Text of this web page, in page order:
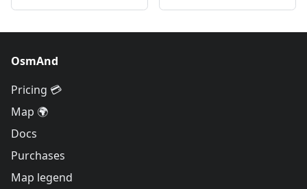
OsmAnd
Pricing 💳
Map 🌍
Docs
Purchases
Map legend